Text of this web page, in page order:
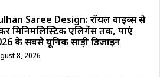
Saree Design: रॉयल वाइब्स से
मिनिमलिस्टिक एलिगेंस तक, पाएं
के सबसे यूनिक साड़ी डिजाईन
8, 2026